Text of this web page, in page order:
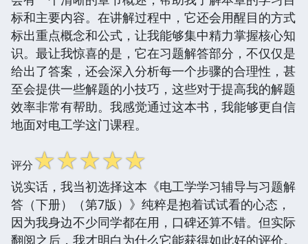
标和主要内容。在讲解过程中，它还会用醒目的方式
标出重点概念和公式，让我能够集中精力掌握核心知
识。最让我惊喜的是，它在习题解答部分，不仅仅是
给出了答案，还会深入分析每一个步骤的合理性，甚
至会提供一些解题的小技巧，这些对于提高我的解题
效率非常有帮助。我感觉通过这本书，我能够更自信
地面对电工学这门课程。
评分☆☆☆☆☆
说实话，我当初选择这本《电工学学习辅导与习题解
答（下册）（第7版）》纯粹是抱着试试看的心态，
因为我身边不少同学都在用，口碑还算不错。但实际
翻阅之后，我才明白为什么它能获得如此好的评价。